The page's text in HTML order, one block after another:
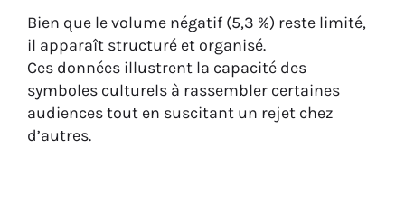
Bien que le volume négatif (5,3 %) reste limité,
il apparaît structuré et organisé.
Ces données illustrent la capacité des
symboles culturels à rassembler certaines
audiences tout en suscitant un rejet chez
d’autres.